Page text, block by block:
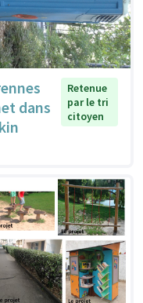
dans
Retenue
par le tri
citoyen